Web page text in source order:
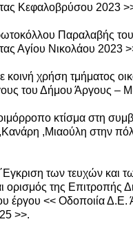
Κεφαλοβρύσου 2023
Παραλαβής
Αγίου Νικολάου 2023
χρήση τμήματος
του Δήμου Άργους –
κτίσμα στη
,Μιαούλη στην
των τευχών και
ορισμός της Επιτροπής
έργου << Οδοποιία Δ.Ε.
>>.